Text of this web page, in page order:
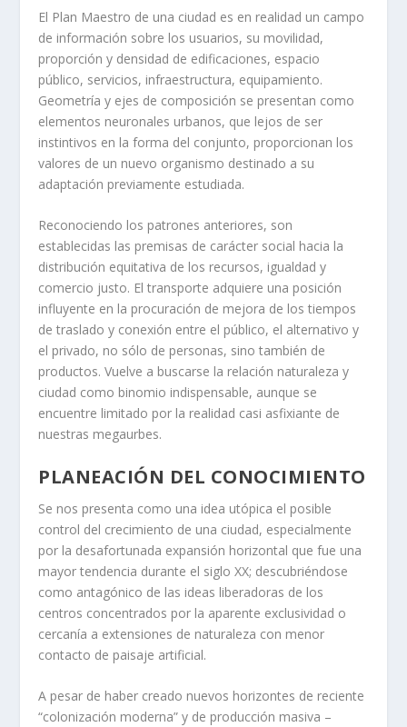
El Plan Maestro de una ciudad es en realidad un campo
de información sobre los usuarios, su movilidad,
proporción y densidad de edificaciones, espacio
público, servicios, infraestructura, equipamiento.
Geometría y ejes de composición se presentan como
elementos neuronales urbanos, que lejos de ser
instintivos en la forma del conjunto, proporcionan los
valores de un nuevo organismo destinado a su
adaptación previamente estudiada.
Reconociendo los patrones anteriores, son
establecidas las premisas de carácter social hacia la
distribución equitativa de los recursos, igualdad y
comercio justo. El transporte adquiere una posición
influyente en la procuración de mejora de los tiempos
de traslado y conexión entre el público, el alternativo y
el privado, no sólo de personas, sino también de
productos. Vuelve a buscarse la relación naturaleza y
ciudad como binomio indispensable, aunque se
encuentre limitado por la realidad casi asfixiante de
nuestras megaurbes.
PLANEACIÓN DEL CONOCIMIENTO
Se nos presenta como una idea utópica el posible
control del crecimiento de una ciudad, especialmente
por la desafortunada expansión horizontal que fue una
mayor tendencia durante el siglo XX; descubriéndose
como antagónico de las ideas liberadoras de los
centros concentrados por la aparente exclusividad o
cercanía a extensiones de naturaleza con menor
contacto de paisaje artificial.
A pesar de haber creado nuevos horizontes de reciente
“colonización moderna” y de producción masiva –